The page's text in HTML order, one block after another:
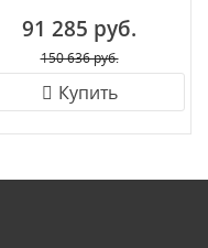
91 285 руб.
150 636 руб.
Купить